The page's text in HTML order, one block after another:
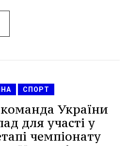
СПОРТ
України
для участі у
чемпіонату